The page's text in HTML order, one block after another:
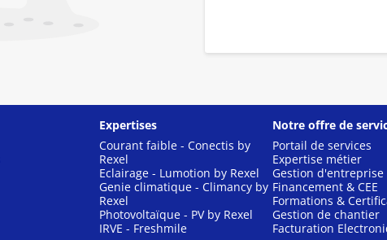
Expertises
Courant faible - Conectis by
Rexel
Eclairage - Lumotion by Rexel
Genie climatique - Climancy by
Rexel
Photovoltaïque - PV by Rexel
IRVE - Freshmile
Notre offre de
Portail de services
Expertise métier
Gestion d'entreprise
Financement & CEE
Formations &
Gestion de chantier
Facturation